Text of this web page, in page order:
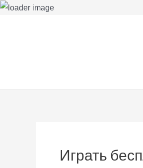
Играть